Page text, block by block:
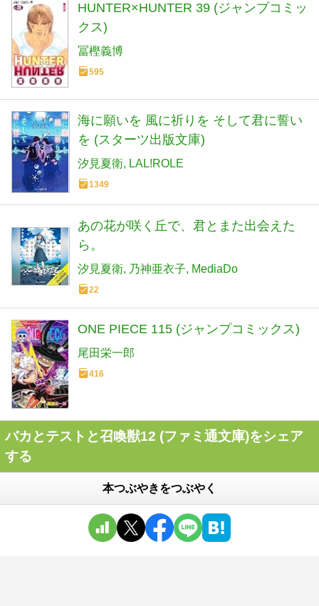
HUNTER×HUNTER 39 (ジャンプコミッ
クス)
冨樫義博
595
海に願いを 風に祈りを そして君に誓い
を (スターツ出版文庫)
汐見夏衛 LAL!ROLE
1349
あの花が咲く丘で、君とまた出会えた
ら。
汐見夏衛 乃神亜衣子 MediaDo
22
ONE PIECE 115 (ジャンプコミックス)
尾田栄一郎
416
バカとテストと召喚獣12 (ファミ通文庫)をシェア
する
本つぶやきをつぶやく